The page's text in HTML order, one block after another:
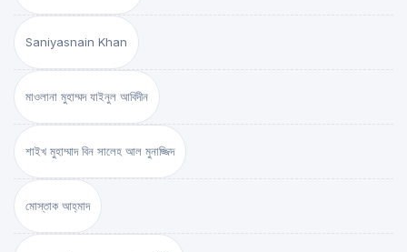
Saniyasnain Khan
মাওলানা মুহাম্মদ যাইনুল আবিদীন
শাইখ মুহাম্মাদ বিন সালেহ আল মুনাজ্জিদ
মোস্তাক আহ্‌মাদ